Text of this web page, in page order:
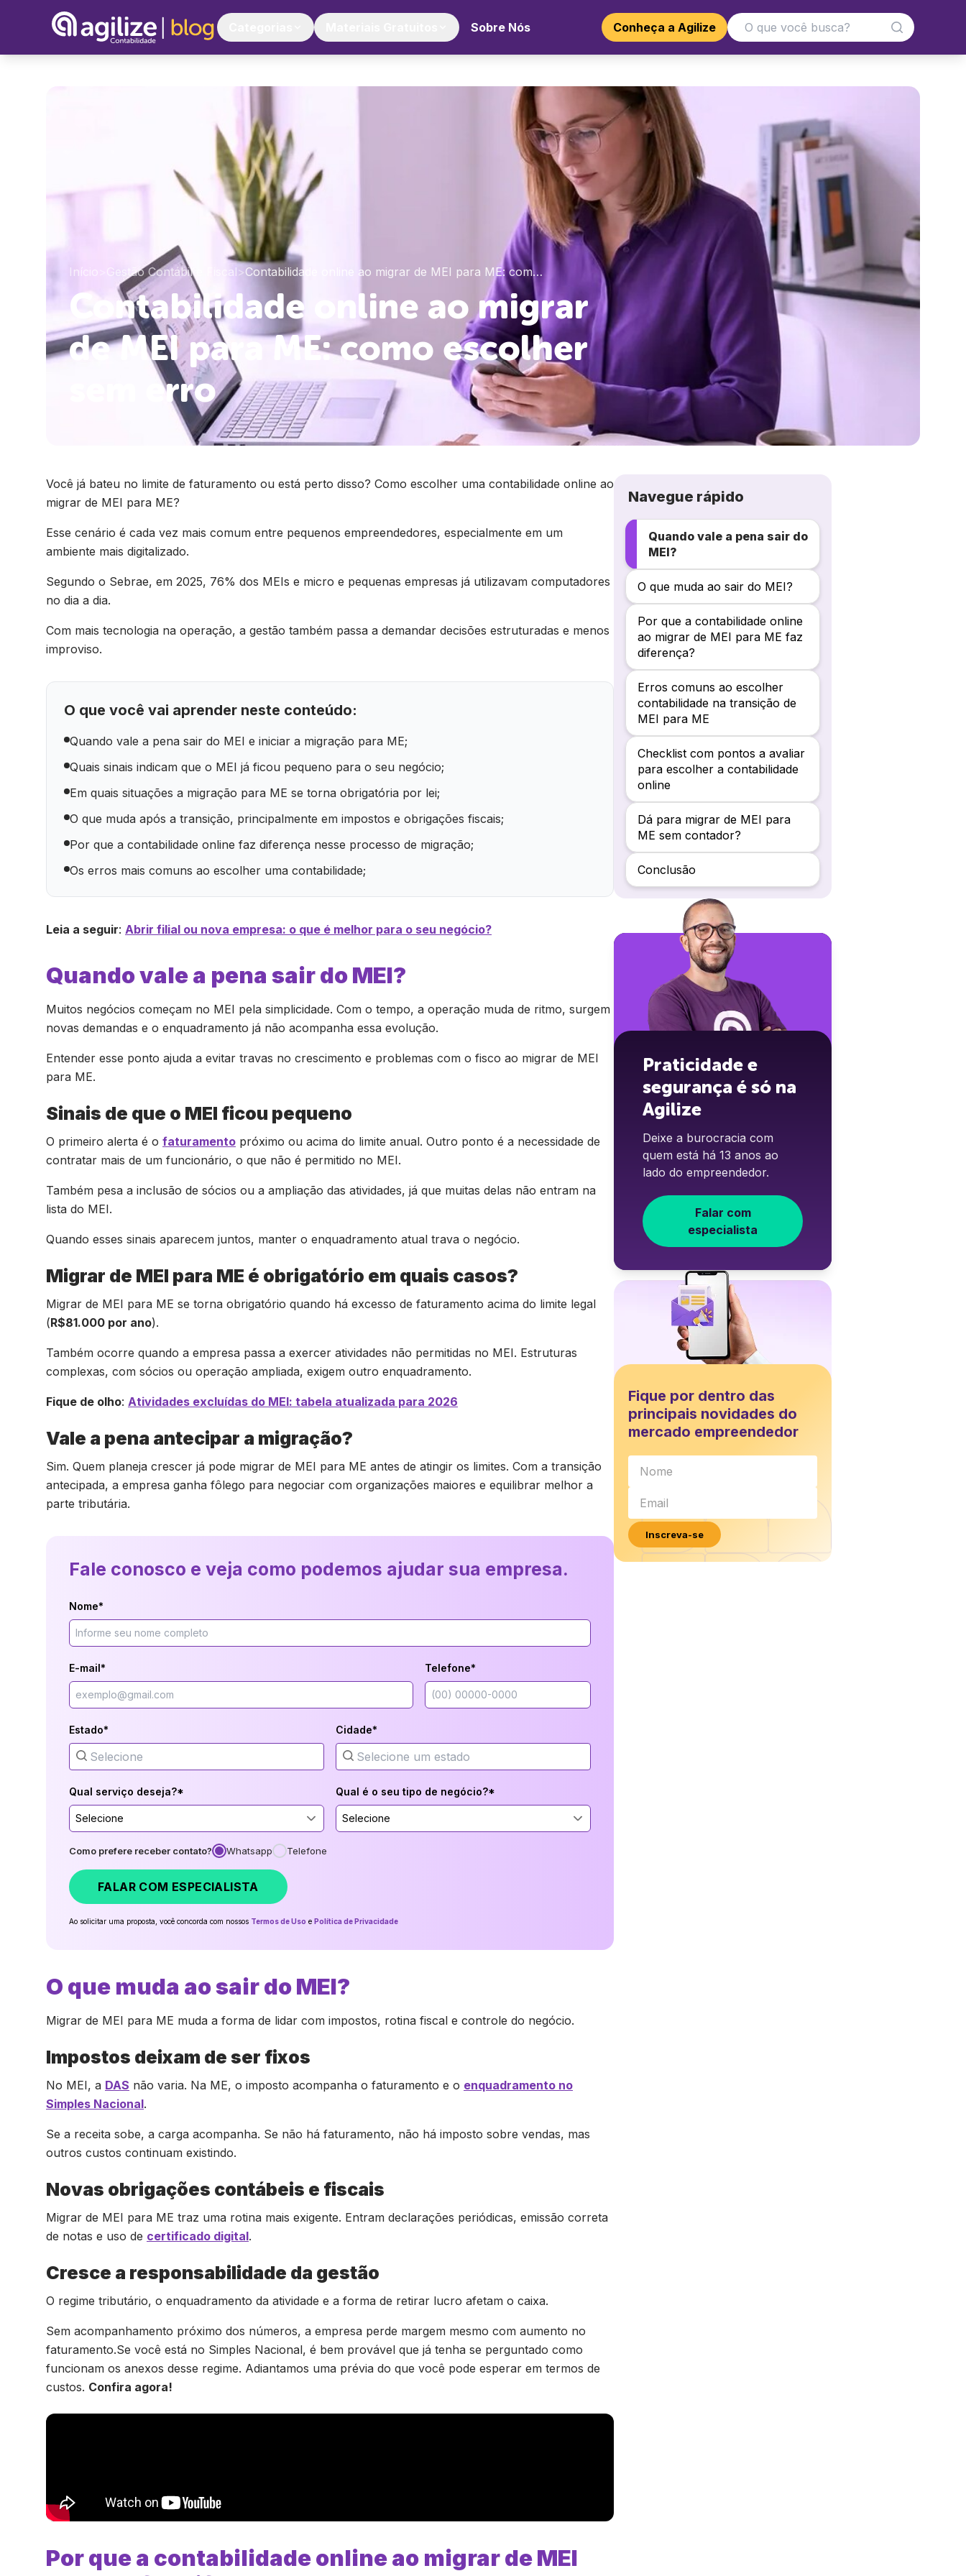
Sobre Nós Conheça a Agilize
Início Gestão Contábil e Fiscal>Contabilidade online ao migrar de MEI para ME: com…
Contabilidade online ao migrar
de MEI para ME: como escolher
sem erro
Você já bateu no limite de faturamento ou está perto disso? Como escolher uma contabilidade online ao
migrar de MEI para ME?
Esse cenário é cada vez mais comum entre pequenos empreendedores, especialmente em um
ambiente mais digitalizado.
Segundo o Sebrae, em 2025, 76% dos MEIs e micro e pequenas empresas já utilizavam computadores
no dia a dia.
Com mais tecnologia na operação, a gestão também passa a demandar decisões estruturadas e menos
improviso.
O que você vai aprender neste conteúdo:
Quando vale a pena sair do MEI e iniciar a migração para ME;
Quais sinais indicam que o MEI já ficou pequeno para o seu negócio;
Em quais situações a migração para ME se torna obrigatória por lei;
O que muda após a transição, principalmente em impostos e obrigações fiscais;
Por que a contabilidade online faz diferença nesse processo de migração;
Os erros mais comuns ao escolher uma contabilidade;
Leia a seguir: Abrir filial ou nova empresa: o que é melhor para o seu negócio?
Quando vale a pena sair do MEI?
Muitos negócios começam no MEI pela simplicidade. Com o tempo, a operação muda de ritmo, surgem
novas demandas e o enquadramento já não acompanha essa evolução.
Entender esse ponto ajuda a evitar travas no crescimento e problemas com o fisco ao migrar de MEI
para ME.
Sinais de que o MEI ficou pequeno
O primeiro alerta é o faturamento próximo ou acima do limite anual. Outro ponto é a necessidade de
contratar mais de um funcionário, o que não é permitido no MEI.
Também pesa a inclusão de sócios ou a ampliação das atividades, já que muitas delas não entram na
lista do MEI.
Quando esses sinais aparecem juntos, manter o enquadramento atual trava o negócio.
Migrar de MEI para ME é obrigatório em quais casos?
Migrar de MEI para ME se torna obrigatório quando há excesso de faturamento acima do limite legal
(R$81.000 por ano).
Também ocorre quando a empresa passa a exercer atividades não permitidas no MEI. Estruturas
complexas, com sócios ou operação ampliada, exigem outro enquadramento.
Fique de olho: Atividades excluídas do MEI: tabela atualizada para 2026
Vale a pena antecipar a migração?
Sim. Quem planeja crescer já pode migrar de MEI para ME antes de atingir os limites. Com a transição
antecipada, a empresa ganha fôlego para negociar com organizações maiores e equilibrar melhor a
parte tributária.
Fale conosco e veja como podemos ajudar sua empresa.
Nome*
E-mail* Telefone*
Estado* Cidade*
Qual serviço deseja?*
Selecione
Qual é o seu tipo de negócio?*
Selecione
Como prefere receber contato? Whatsapp Telefone
FALAR COM ESPECIALISTA
Ao solicitar uma proposta, você concorda com nossos Termos de Uso e Política de Privacidade
O que muda ao sair do MEI?
Migrar de MEI para ME muda a forma de lidar com impostos, rotina fiscal e controle do negócio.
Impostos deixam de ser fixos
No MEI, a DAS não varia. Na ME, o imposto acompanha o faturamento e o enquadramento no
Simples Nacional.
Se a receita sobe, a carga acompanha. Se não há faturamento, não há imposto sobre vendas, mas
outros custos continuam existindo.
Novas obrigações contábeis e fiscais
Migrar de MEI para ME traz uma rotina mais exigente. Entram declarações periódicas, emissão correta
de notas e uso de certificado digital.
Cresce a responsabilidade da gestão
O regime tributário, o enquadramento da atividade e a forma de retirar lucro afetam o caixa.
Sem acompanhamento próximo dos números, a empresa perde margem mesmo com aumento no
faturamento.Se você está no Simples Nacional, é bem provável que já tenha se perguntado como
funcionam os anexos desse regime. Adiantamos uma prévia do que você pode esperar em termos de
custos. Confira agora!
Por que a contabilidade online ao migrar de MEI
Navegue rápido
Quando vale a pena sair do
MEI?
O que muda ao sair do MEI?
Por que a contabilidade online
ao migrar de MEI para ME faz
diferença?
Erros comuns ao escolher
contabilidade na transição de
MEI para ME
Checklist com pontos a avaliar
para escolher a contabilidade
online
Dá para migrar de MEI para
ME sem contador?
Conclusão
Praticidade e
segurança é só na
Agilize
Deixe a burocracia com
quem está há 13 anos ao
lado do empreendedor.
Falar com
especialista
Fique por dentro das
principais novidades do
mercado empreendedor
Inscreva-se